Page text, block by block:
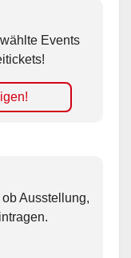
Events
Ausstellung,